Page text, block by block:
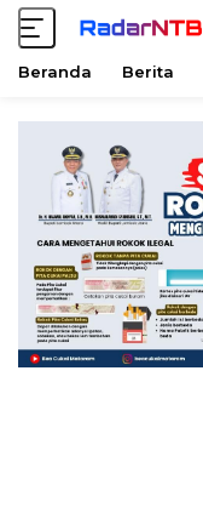
Beranda Berita